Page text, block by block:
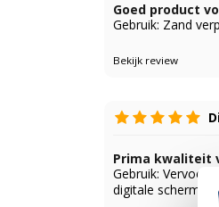
Goed product
Gebruik: Zand
Bekijk review
Prima kwaliteit
Gebruik:
digitale schermen